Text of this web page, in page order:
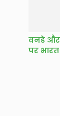
वनडे और
पर भारत